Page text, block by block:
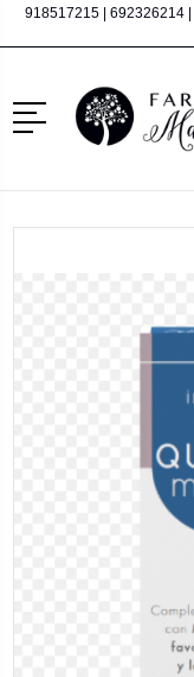
918517215 692326214
Menú